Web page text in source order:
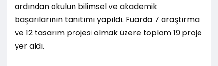
ardından okulun bilimsel ve akademik
başarılarının tanıtımı yapıldı. Fuarda 7 araştırma
ve 12 tasarım projesi olmak üzere toplam 19 proje
yer aldı.